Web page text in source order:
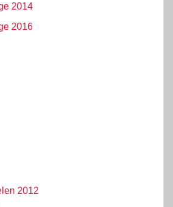
2014
2016
2012